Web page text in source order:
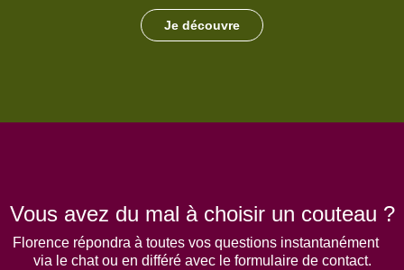
Je découvre
Vous avez du mal à choisir un couteau ?
Florence répondra à toutes vos questions instantanément
via le chat ou en différé avec le formulaire de contact.